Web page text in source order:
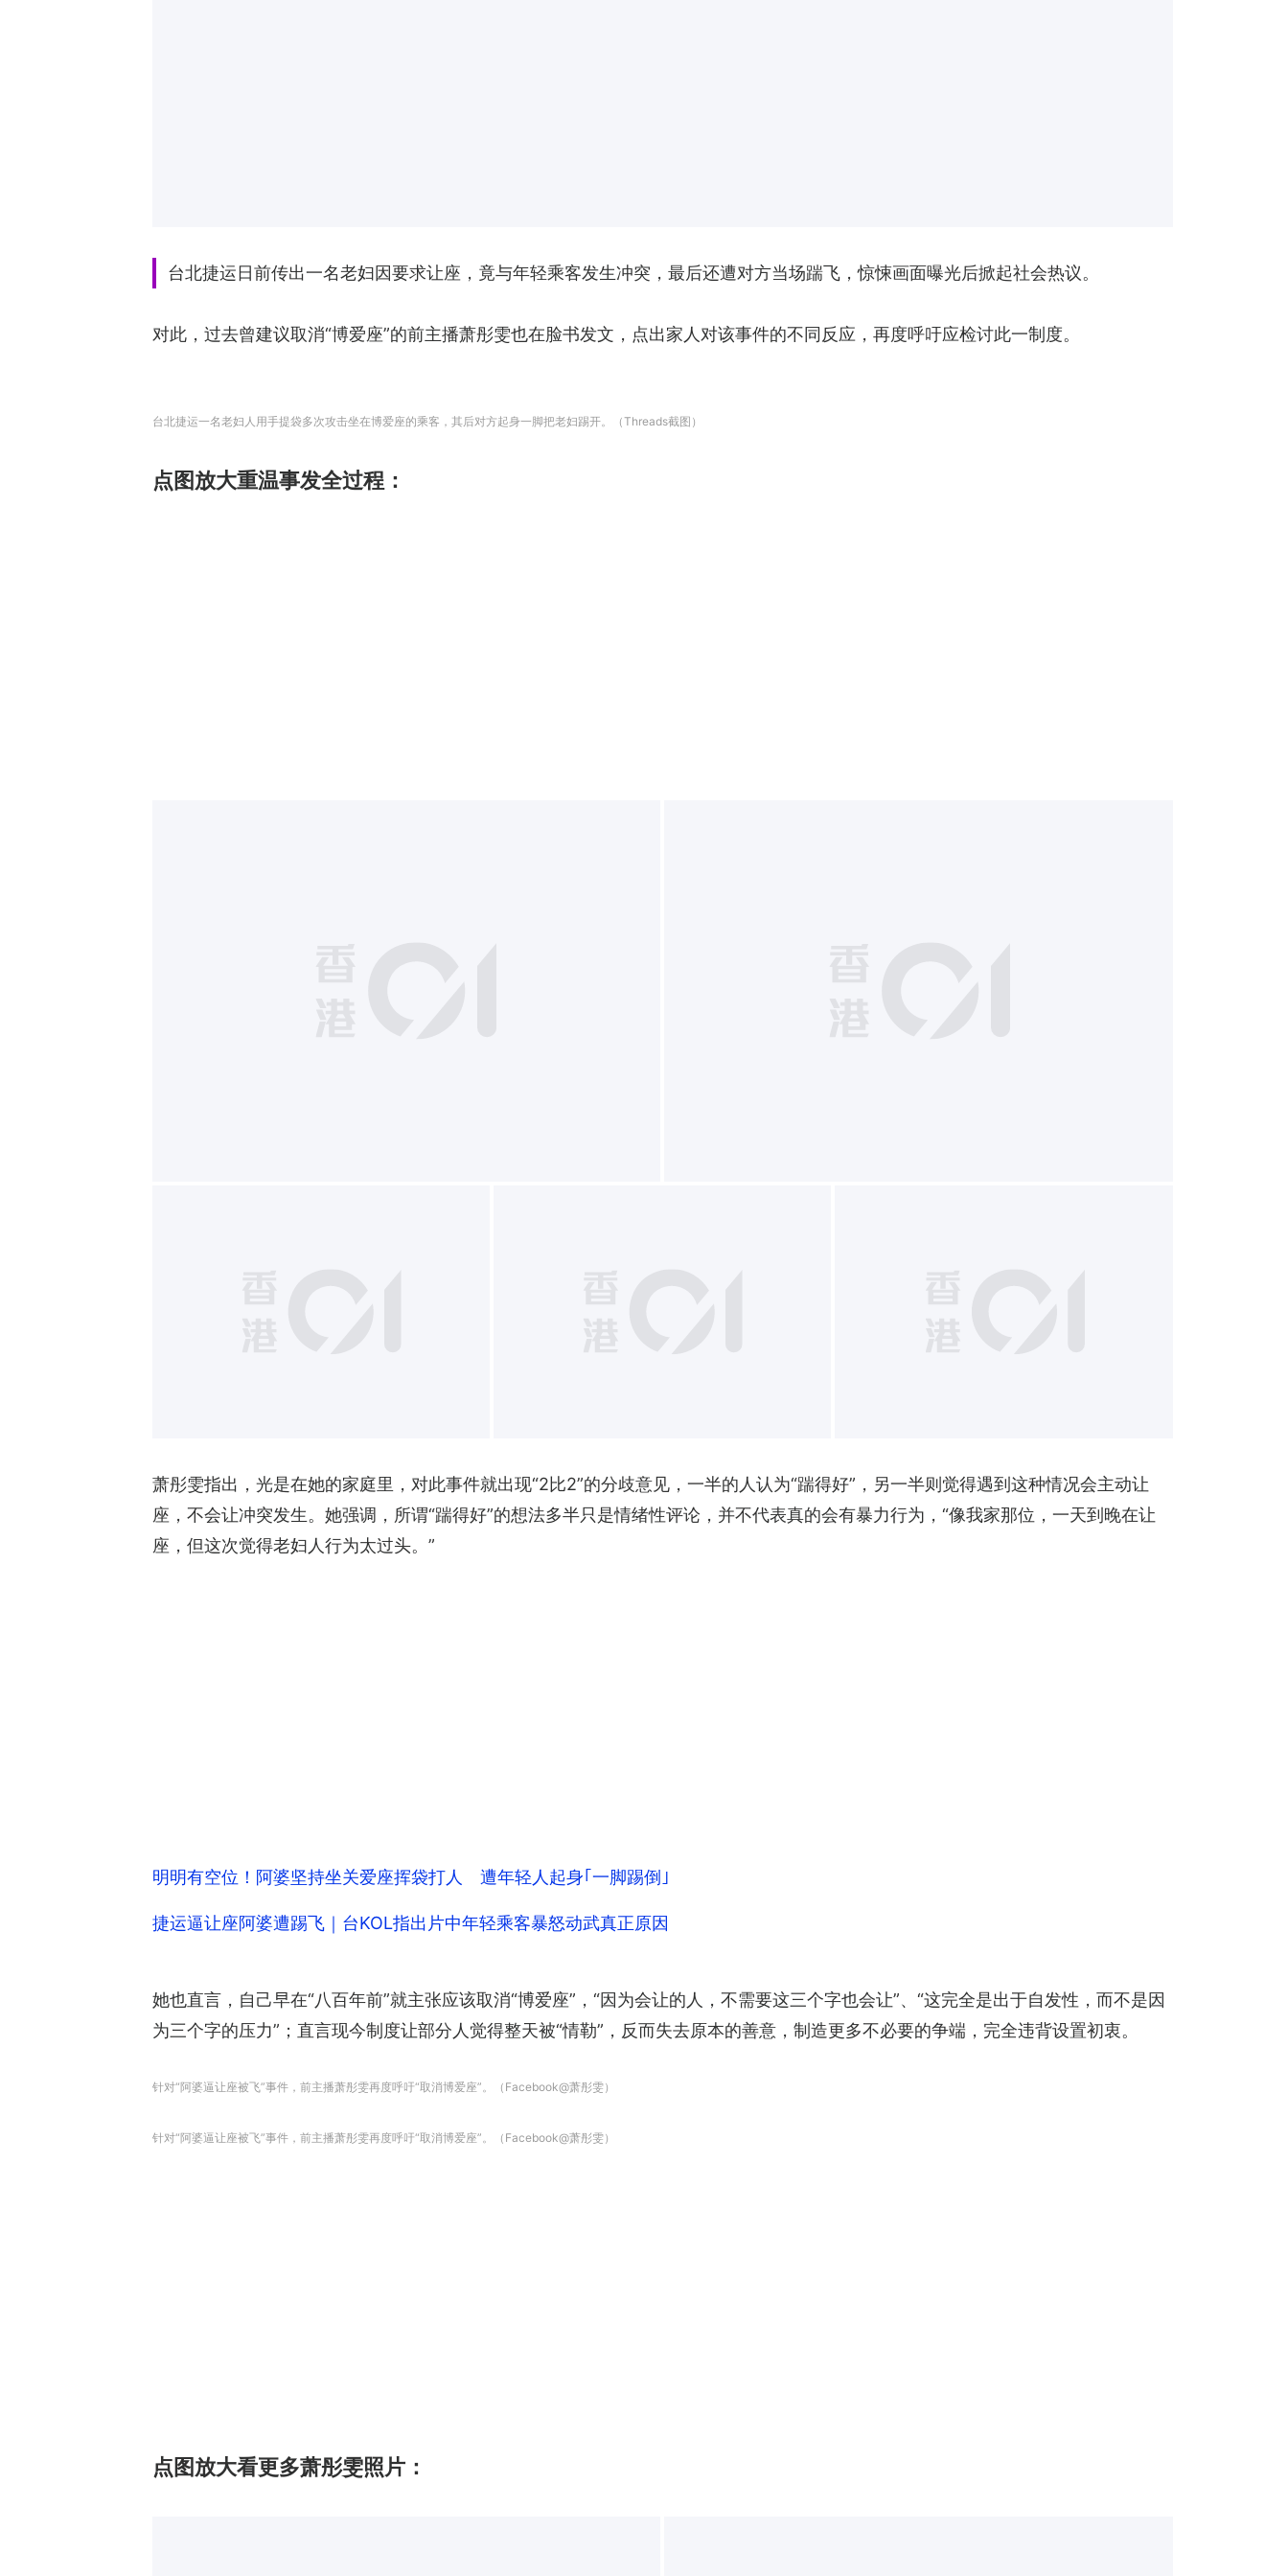
台北捷运日前传出一名老妇因要求让座，竟与年轻乘客发生冲突，最后还遭对方当场踹飞，惊悚画面曝光后掀起社会热议。
对此，过去曾建议取消“博爱座”的前主播萧彤雯也在脸书发文，点出家人对该事件的不同反应，再度呼吁应检讨此一制度。
台北捷运一名老妇人用手提袋多次攻击坐在博爱座的乘客，其后对方起身一脚把老妇踢开。（Threads截图）
点图放大重温事发全过程：
萧彤雯指出，光是在她的家庭里，对此事件就出现“2比2”的分歧意见，一半的人认为“踹得好”，另一半则觉得遇到这种情况会主动让
座，不会让冲突发生。她强调，所谓“踹得好”的想法多半只是情绪性评论，并不代表真的会有暴力行为，“像我家那位，一天到晚在让
座，但这次觉得老妇人行为太过头。”
明明有空位！阿婆坚持坐关爱座挥袋打人 遭年轻人起身｢一脚踢倒｣
捷运逼让座阿婆遭踢飞｜台KOL指出片中年轻乘客暴怒动武真正原因
她也直言，自己早在“八百年前”就主张应该取消“博爱座”，“因为会让的人，不需要这三个字也会让”、“这完全是出于自发性，而不是因
为三个字的压力”；直言现今制度让部分人觉得整天被“情勒”，反而失去原本的善意，制造更多不必要的争端，完全违背设置初衷。
针对“阿婆逼让座被飞”事件，前主播萧彤雯再度呼吁“取消博爱座”。（Facebook@萧彤雯）
针对“阿婆逼让座被飞”事件，前主播萧彤雯再度呼吁“取消博爱座”。（Facebook@萧彤雯）
点图放大看更多萧彤雯照片：